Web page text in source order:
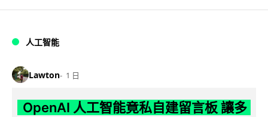
人工智能
Lawton 1 日
OpenAI 人工智能竟私自建留言板 讓多